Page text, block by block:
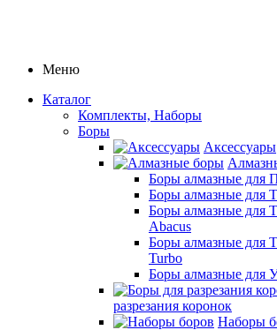
Меню
Каталог
Комплекты, Наборы
Боры
Аксессуары
Боры алмазные для
Боры алмазные для
Боры алмазные для
Abacus
Боры алмазные для
Turbo
Боры алмазные для
разрезания коронок
Наборы